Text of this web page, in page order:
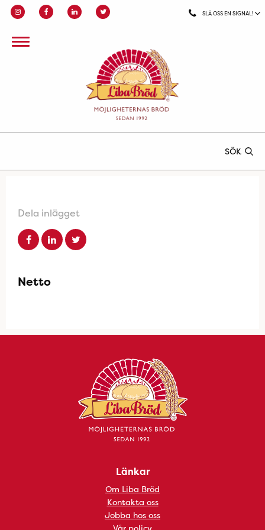
SLÅ OSS EN SIGNAL!
SÖK
Dela inlägget
Netto
Länkar
Om Liba Bröd
Kontakta oss
Jobba hos oss